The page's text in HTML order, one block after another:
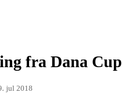
fra Dana Cup
jul 2018